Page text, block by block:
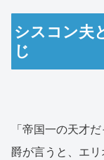
シスコン夫
じ
「帝国一の天才
爵が言うと、エリ